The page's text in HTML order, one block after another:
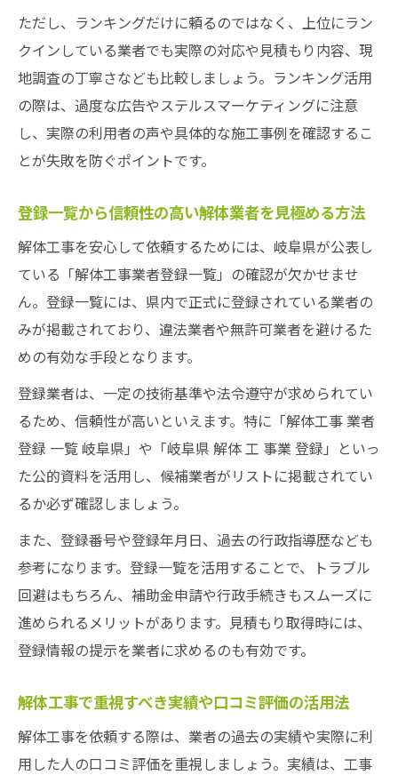
ただし、ランキングだけに頼るのではなく、上位にラン
クインしている業者でも実際の対応や見積もり内容、現
地調査の丁寧さなども比較しましょう。ランキング活用
の際は、過度な広告やステルスマーケティングに注意
し、実際の利用者の声や具体的な施工事例を確認するこ
とが失敗を防ぐポイントです。
登録一覧から信頼性の高い解体業者を見極める方法
解体工事を安心して依頼するためには、岐阜県が公表し
ている「解体工事業者登録一覧」の確認が欠かせませ
ん。登録一覧には、県内で正式に登録されている業者の
みが掲載されており、違法業者や無許可業者を避けるた
めの有効な手段となります。
登録業者は、一定の技術基準や法令遵守が求められてい
るため、信頼性が高いといえます。特に「解体工事 業者
登録 一覧 岐阜県」や「岐阜県 解体 工 事業 登録」といっ
た公的資料を活用し、候補業者がリストに掲載されてい
るか必ず確認しましょう。
また、登録番号や登録年月日、過去の行政指導歴なども
参考になります。登録一覧を活用することで、トラブル
回避はもちろん、補助金申請や行政手続きもスムーズに
進められるメリットがあります。見積もり取得時には、
登録情報の提示を業者に求めるのも有効です。
解体工事で重視すべき実績や口コミ評価の活用法
解体工事を依頼する際は、業者の過去の実績や実際に利
用した人の口コミ評価を重視しましょう。実績は、工事